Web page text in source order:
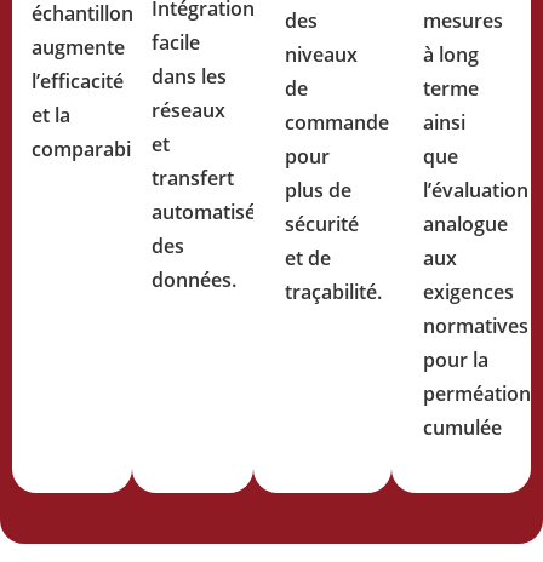
échantillons
augmente
l’efficacité
et la
comparabilité.
Intégration
facile
dans les
réseaux
et
transfert
automatisé
des
données.
des
niveaux
de
commande
pour
plus de
sécurité
et de
traçabilité.
mesures
à long
terme
ainsi
que
l’évaluation
analogue
aux
exigences
normatives
pour la
perméation
cumulée